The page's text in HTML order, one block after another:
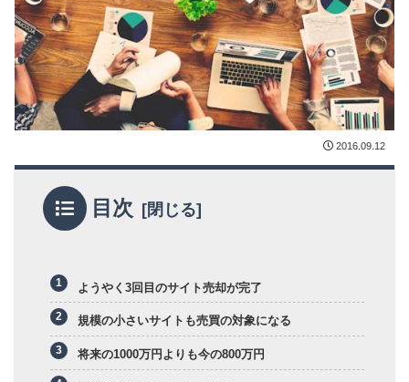
2016.09.12
目次
ようやく3回目のサイト売却が完了
規模の小さいサイトも売買の対象になる
将来の1000万円よりも今の800万円